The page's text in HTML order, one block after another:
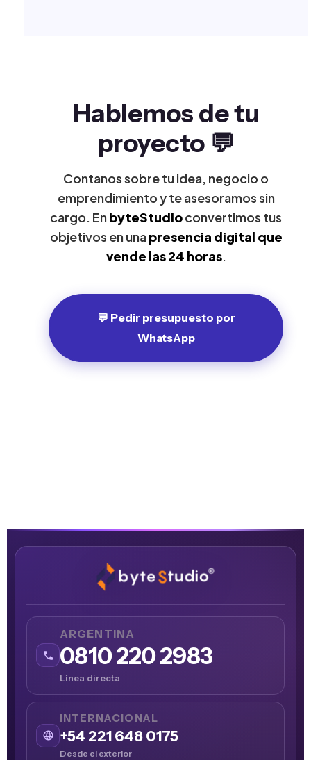
Hablemos de tu
proyecto 💬
Contanos sobre tu idea, negocio o
emprendimiento y te asesoramos sin
cargo. En byteStudioconvertimos tus
objetivos en una presencia digital que
vende las 24 horas.
💬 Pedir presupuesto por
WhatsApp
ARGENTINA
0810 220 2983
Línea directa
INTERNACIONAL
+54 221 648 0175
Desde el exterior